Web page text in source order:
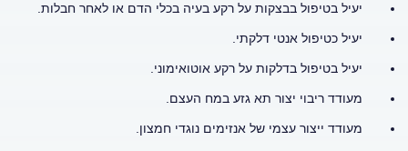
יעיל בטיפול בבצקות על רקע בעיה בכלי הדם או לאחר חבלות.
יעיל כטיפול אנטי דלקתי.
יעיל בטיפול בדלקות על רקע אוטואימוני.
מעודד ריבוי יצור תא גזע במח העצם.
מעודד ייצור עצמי של אנזימים נוגדי חמצון.